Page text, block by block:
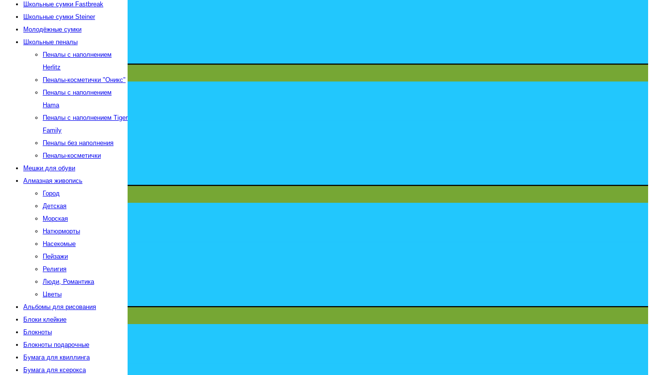
Школьные сумки Fastbreak
Школьные сумки Steiner
Молодёжные сумки
Школьные пеналы
Пеналы с наполнением
Herlitz
Пеналы-косметички "Оникс"
Пеналы с наполнением
Hama
Пеналы с наполнением Tiger
Family
Пеналы без наполнения
Пеналы-косметички
Мешки для обуви
Алмазная живопись
Город
Детская
Морская
Натюрморты
Насекомые
Пейзажи
Религия
Люди, Романтика
Цветы
Альбомы для рисования
Блоки клейкие
Блокноты
Блокноты подарочные
Бумага для квиллинга
Бумага для ксерокса